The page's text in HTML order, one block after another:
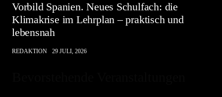
Vorbild Spanien. Neues Schulfach: die
Klimakrise im Lehrplan – praktisch und
lebensnah
REDAKTION 29 JULI, 2026